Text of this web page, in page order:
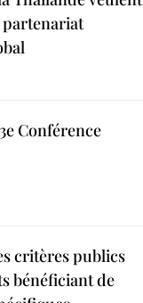
Conférence
critères publics
bénéficiant de